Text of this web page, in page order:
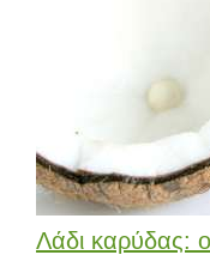
Λάδι καρύδας: